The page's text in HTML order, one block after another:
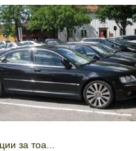
за тоа...